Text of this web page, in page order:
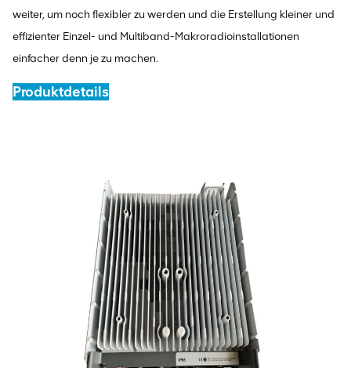
weiter, um noch flexibler zu werden und die Erstellung kleiner und
effizienter Einzel- und Multiband-Makroradioinstallationen
einfacher denn je zu machen.
Produktdetails